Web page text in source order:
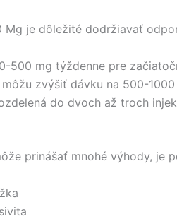
Mg je dôležité dodržiavať
500 mg týždenne pre
zvýšiť dávku na 500-
do dvoch až troch
prinášať mnohé výhody,